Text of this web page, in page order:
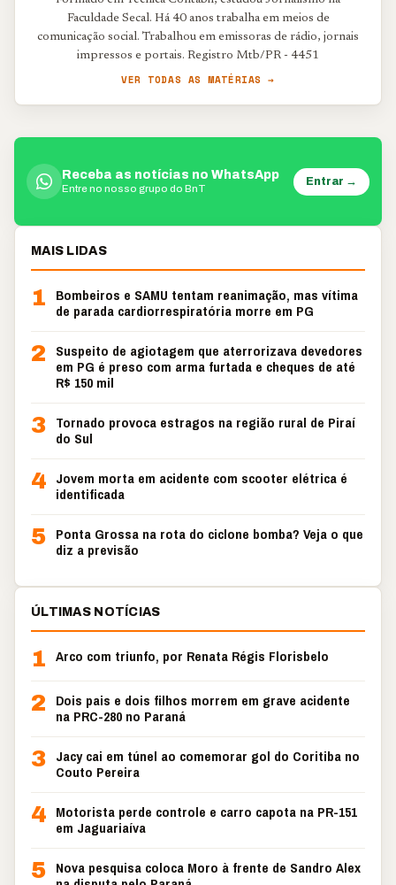
Faculdade Secal. Há 40 anos trabalha em meios de
comunicação social. Trabalhou em emissoras de rádio, jornais
impressos e portais. Registro Mtb/PR - 4451
VER TODAS AS MATÉRIAS →
Receba as notícias no WhatsApp
Entre no nosso grupo do BnT
Entrar →
MAIS LIDAS
1
Bombeiros e SAMU tentam reanimação, mas vítima
de parada cardiorrespiratória morre em PG
2
Suspeito de agiotagem que aterrorizava devedores
em PG é preso com arma furtada e cheques de até
R$ 150 mil
3 Tornado provoca estragos na região rural de Piraí
do Sul
4 Jovem morta em acidente com scooter elétrica é
identificada
5 Ponta Grossa na rota do ciclone bomba? Veja o que
diz a previsão
ÚLTIMAS NOTÍCIAS
1 Arco com triunfo, por Renata Régis Florisbelo
2
Dois pais e dois filhos morrem em grave acidente
na PRC-280 no Paraná
3 Jacy cai em túnel ao comemorar gol do Coritiba no
Couto Pereira
4 Motorista perde controle e carro capota na PR-151
em Jaguariaíva
5 Nova pesquisa coloca Moro à frente de Sandro Alex